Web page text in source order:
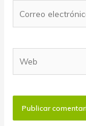
electrónico